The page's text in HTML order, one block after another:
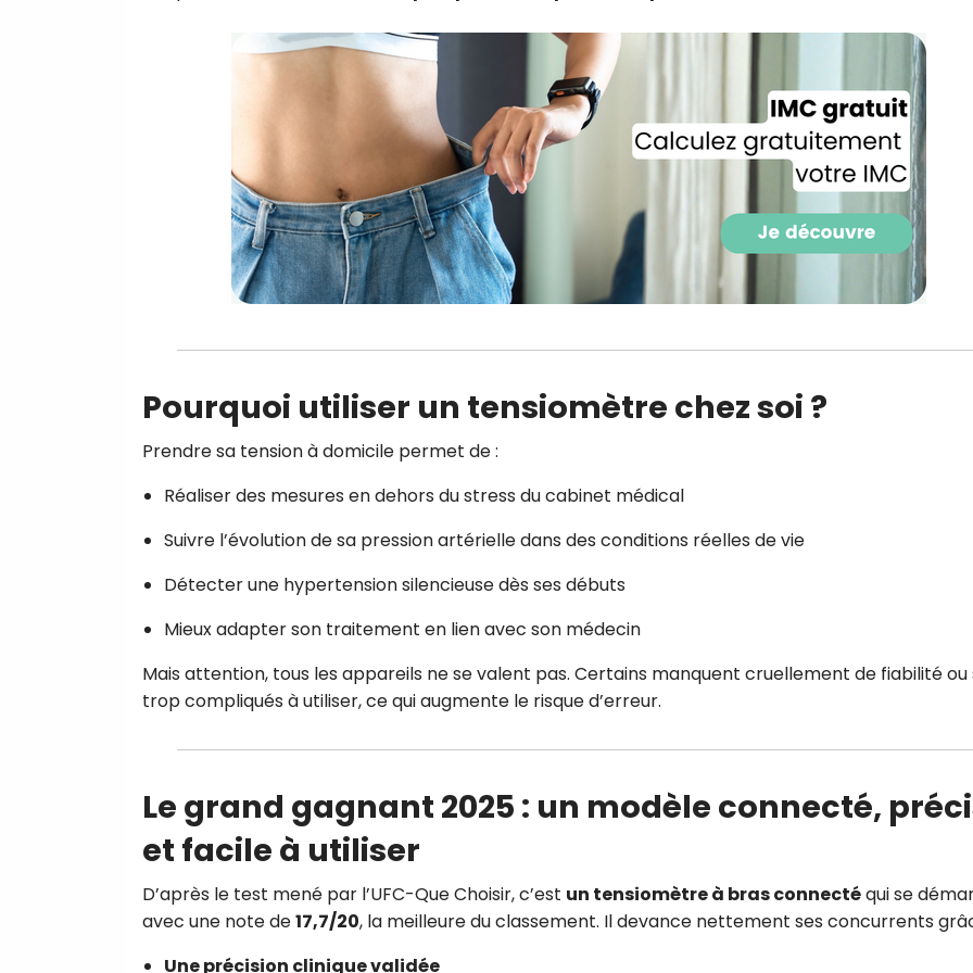
Pourquoi utiliser un tensiomètre chez soi ?
Prendre sa tension à domicile permet de :
Réaliser des mesures en dehors du stress du cabinet médical
Suivre l’évolution de sa pression artérielle dans des conditions réelles de vie
Détecter une hypertension silencieuse dès ses débuts
Mieux adapter son traitement en lien avec son médecin
Mais attention, tous les appareils ne se valent pas. Certains manquent cruellement de fiabilité ou
trop compliqués à utiliser, ce qui augmente le risque d’erreur.
Le grand gagnant 2025 : un modèle connecté,
et facile à utiliser
D’après le test mené par l’UFC-Que Choisir, c’est un tensiomètre à bras connectéqui se
avec une note de17,7/20, la meilleure du classement. Il devance nettement ses concurrents
Une précision clinique validée
Je consens à ce que la société
Prisma Players analyse le taux
des courriels pour mesurer et
performances des campagnes.
pourrons savoir si vous ouvrez les
l'heure à laquelle vous le faites ainsi
des informations sur le terminal que
utilisez. Pour en savoir plus sur ces
voir notre
politique de confidentialité
envoyer votre newsletter contenant des offres
personnalisées. Vous pourrez vous désinscrire en
désabonnement intégré dans la newsletter. Pour en